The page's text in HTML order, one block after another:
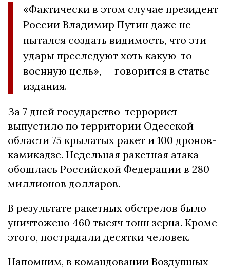
«Фактически в этом случае президент
России Владимир Путин даже не
пытался создать видимость, что эти
удары преследуют хоть какую-то
военную цель», — говорится в статье
издания.
За 7 дней государство-террорист
выпустило по территории Одесской
области 75 крылатых ракет и 100 дронов-
камикадзе. Недельная ракетная атака
обошлась Российской Федерации в 280
миллионов долларов.
В результате ракетных обстрелов было
уничтожено 460 тысяч тонн зерна. Кроме
этого, пострадали десятки человек.
Напомним, в командовании Воздушных